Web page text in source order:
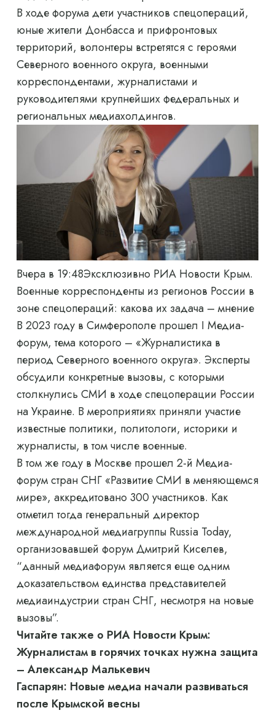
В ходе форума дети участников спецопераций,
юные жители Донбасса и прифронтовых
территорий, волонтеры встретятся с героями
Северного военного округа, военными
корреспондентами, журналистами и
руководителями крупнейших федеральных и
региональных медиахолдингов.
Вчера в 19:48Эксклюзивно РИА Новости Крым.
Военные корреспонденты из регионов России в
зоне спецопераций: какова их задача – мнение
В 2023 году в Симферополе прошел I Медиа-
форум, тема которого – «Журналистика в
период Северного военного округа». Эксперты
обсудили конкретные вызовы, с которыми
столкнулись СМИ в ходе спецоперации России
на Украине. В мероприятиях приняли участие
известные политики, политологи, историки и
журналисты, в том числе военные.
В том же году в Москве прошел 2-й Медиа-
форум стран СНГ «Развитие СМИ в меняющемся
мире», аккредитовано 300 участников. Как
отметил тогда генеральный директор
международной медиагруппы Russia Today,
организовавшей форум Дмитрий Киселев,
“данный медиафорум является еще одним
доказательством единства представителей
медиаиндустрии стран СНГ, несмотря на новые
вызовы”.
Читайте также о РИА Новости Крым:
Журналистам в горячих точках нужна защита
– Александр Малькевич
Гаспарян: Новые медиа начали развиваться
после Крымской весны